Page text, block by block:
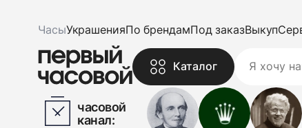
ЧасыУкрашенияПо брендамПод заказВыкуп
Каталог
часовой
канал: